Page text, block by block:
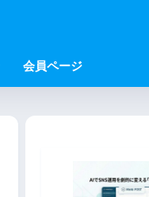
会員ページ